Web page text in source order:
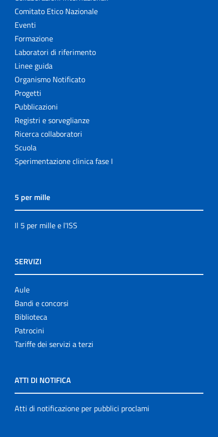
Comitato Etico Nazionale
Eventi
Formazione
Laboratori di riferimento
Linee guida
Organismo Notificato
Progetti
Pubblicazioni
Registri e sorveglianze
Ricerca collaboratori
Scuola
Sperimentazione clinica fase I
5 per mille
Il 5 per mille e l'ISS
SERVIZI
Aule
Bandi e concorsi
Biblioteca
Patrocini
Tariffe dei servizi a terzi
ATTI DI NOTIFICA
Atti di notificazione per pubblici proclami